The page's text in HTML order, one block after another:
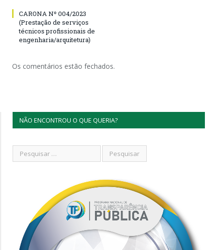
CARONA Nº 004/2023
(Prestação de serviços
técnicos profissionais de
engenharia/arquitetura)
Os comentários estão fechados.
NÃO ENCONTROU O QUE QUERIA?